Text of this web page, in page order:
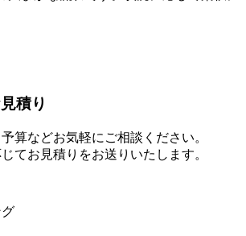
積り
算などお気軽にご相談ください。
てお見積りをお送りいたします。